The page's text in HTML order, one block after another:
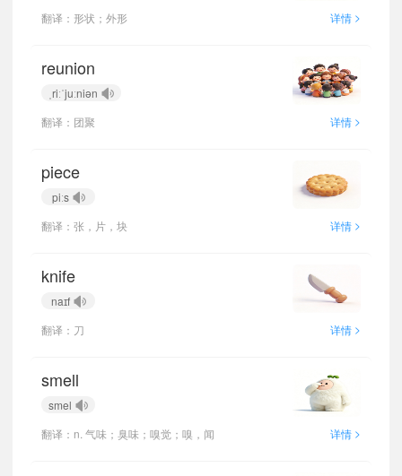
翻译：形状；外形
详情 >
reunion
ˌriːˈjuːniən
翻译：团聚
详情 >
piece
piːs
翻译：张，片，块
详情 >
knife
naɪf
翻译：刀
详情 >
smell
smel
翻译：n. 气味；臭味；嗅觉；嗅，闻
详情 >